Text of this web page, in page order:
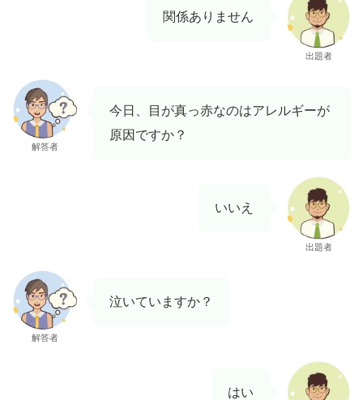
関係ありません
出題者
解答者
今日、目が真っ赤なのはアレルギーが
原因ですか？
いいえ
出題者
解答者
泣いていますか？
はい